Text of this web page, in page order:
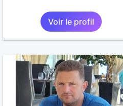
Voir le profil